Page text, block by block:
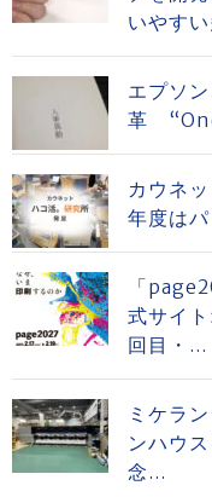
いやす
エプソ
革
カウネ
年度は
「
式サイ
回目・...
ミケラ
ンハウ
念...